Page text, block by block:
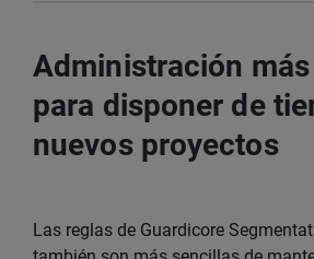
Administración
para disponer de
nuevos proyectos
Las reglas de Guardicore